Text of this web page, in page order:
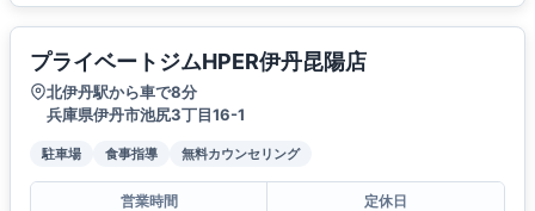
プライベートジムHPER伊丹昆陽店
北伊丹駅から車で8分
兵庫県伊丹市池尻3丁目16-1
駐車場 食事指導 無料カウンセリング
営業時間
定休日